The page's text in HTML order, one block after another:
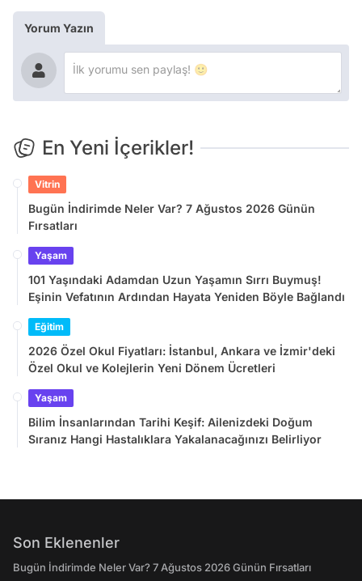
Yorum Yazın
En Yeni İçerikler!
Vitrin
Bugün İndirimde Neler Var? 7 Ağustos 2026 Günün
Fırsatları
Yaşam
101 Yaşındaki Adamdan Uzun Yaşamın Sırrı Buymuş!
Eşinin Vefatının Ardından Hayata Yeniden Böyle Bağlandı
Eğitim
2026 Özel Okul Fiyatları: İstanbul, Ankara ve İzmir'deki
Özel Okul ve Kolejlerin Yeni Dönem Ücretleri
Yaşam
Bilim İnsanlarından Tarihi Keşif: Ailenizdeki Doğum
Sıranız Hangi Hastalıklara Yakalanacağınızı Belirliyor
Son Eklenenler
Bugün İndirimde Neler Var? 7 Ağustos 2026 Günün Fırsatları